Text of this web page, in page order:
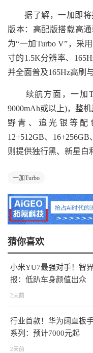
据了解，一加即将
版本：高配版搭载高
为“一加Turbo V”，采
寸的1.5K分辨率、
并全面普及165Hz高刷
续航方面，一加
9000mAh或以上)，整
野青、追光银等配
12+512GB、
则提供独行黑、新星白
一加Turbo
猜你喜欢
小米YU7最强对手！智
报：低趴车身颜值出众
2天前
行业首款！华为阔直板
系列：预计7000元起
2天前